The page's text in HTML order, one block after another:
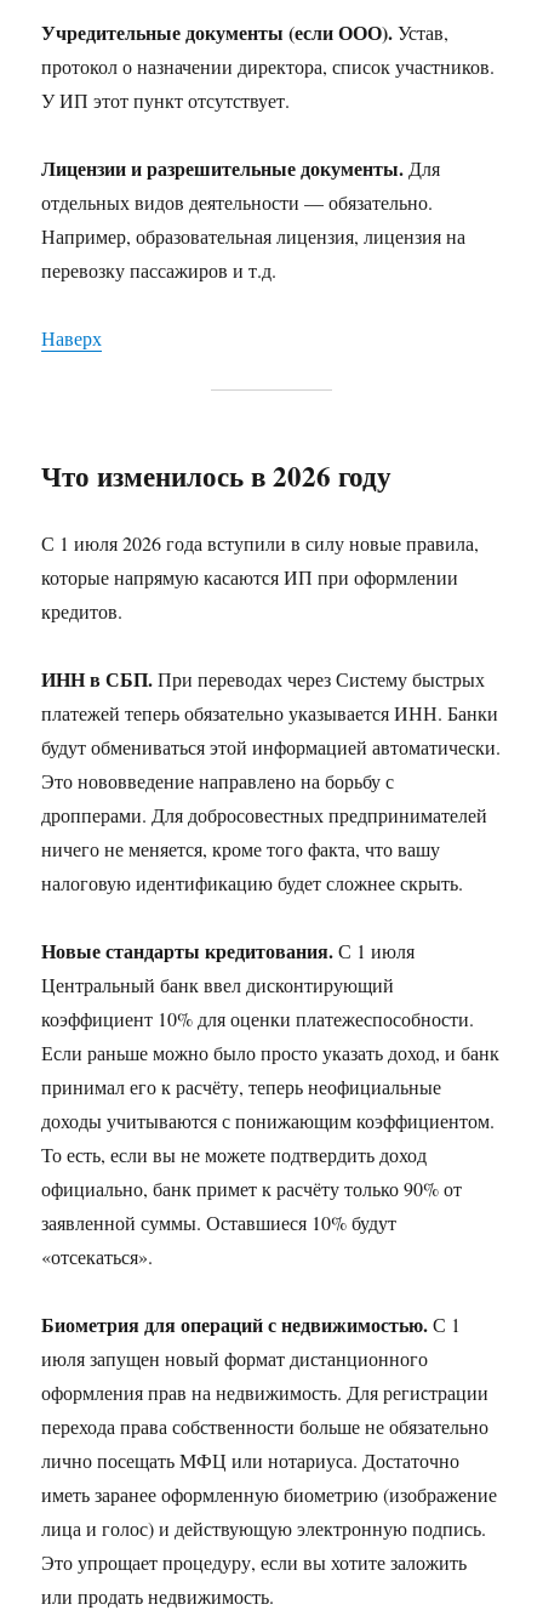
Учредительные документы (если ООО).Устав,
протокол о назначении директора, список участников.
У ИП этот пункт отсутствует.
Лицензии и разрешительные документы. Для
отдельных видов деятельности — обязательно.
Например, образовательная лицензия, лицензия на
перевозку пассажиров и т.д.
Наверх
Что изменилось в 2026 году
С 1 июля 2026 года вступили в силу новые правила,
которые напрямую касаются ИП при оформлении
кредитов.
ИНН в СБП.При переводах через Систему быстрых
платежей теперь обязательно указывается ИНН. Банки
будут обмениваться этой информацией автоматически.
Это нововведение направлено на борьбу с
дропперами. Для добросовестных предпринимателей
ничего не меняется, кроме того факта, что вашу
налоговую идентификацию будет сложнее скрыть.
Новые стандарты кредитования.С 1 июля
Центральный банк ввел дисконтирующий
коэффициент 10% для оценки платежеспособности.
Если раньше можно было просто указать доход, и банк
принимал его к расчёту, теперь неофициальные
доходы учитываются с понижающим коэффициентом.
То есть, если вы не можете подтвердить доход
официально, банк примет к расчёту только 90% от
заявленной суммы. Оставшиеся 10% будут
«отсекаться».
Биометрия для операций с недвижимостью.С 1
июля запущен новый формат дистанционного
оформления прав на недвижимость. Для регистрации
перехода права собственности больше не обязательно
лично посещать МФЦ или нотариуса. Достаточно
иметь заранее оформленную биометрию (изображение
лица и голос) и действующую электронную подпись.
Это упрощает процедуру, если вы хотите заложить
или продать недвижимость.